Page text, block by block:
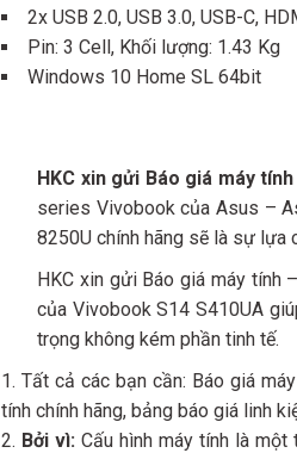
2x USB 2.0, USB 3.0, USB-C,
Pin: 3 Cell, Khối lượng: 1.43 Kg
Windows 10 Home SL 64bit
HKC xin gửi Báo giá máy
series Vivobook của Asus –
8250U chính hãng sẽ là sự lựa
HKC xin gửi Báo giá máy tính
của Vivobook S14 S410UA
trọng không kém phần tinh tế.
Tất cả các bạn cần: Báo giá
tính chính hãng, bảng báo giá linh
Bởi vì: Cấu hình máy tính là